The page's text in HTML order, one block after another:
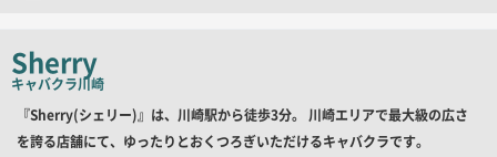
Sherry
キャバクラ川崎
店
舗
『Sherry(シェリー)』は、川崎駅から徒歩3分。 川崎エリアで最大級の広さ
を誇る店舗にて、ゆったりとおくつろぎいただけるキャバクラです。